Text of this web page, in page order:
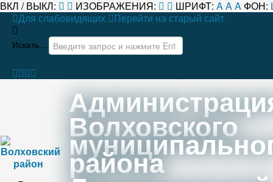
ВКЛ / ВЫКЛ: ИЗОБРАЖЕНИЯ: ШРИФТ: AAA ФОН:
Для слабовидящих
Перейти на старый сайт
Искать...
Волховского
района